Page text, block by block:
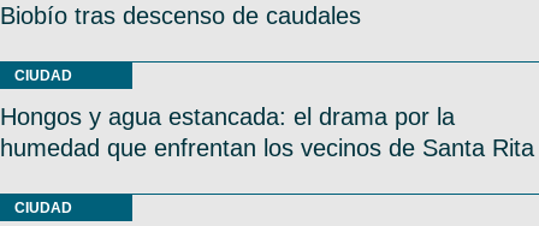
Biobío tras descenso de caudales
CIUDAD
Hongos y agua estancada: el drama por la
humedad que enfrentan los vecinos de Santa Rita
CIUDAD